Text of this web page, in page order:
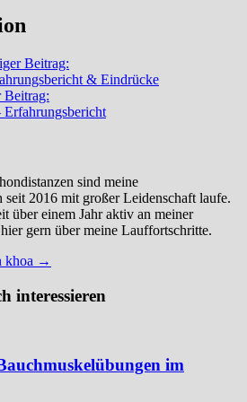
Beitrag:
& Eindrücke
Beitrag:
sind meine
2016 mit großer Leidenschaft laufe.
über einem Jahr aktiv an meiner
gern über meine Lauffortschritte.
khoa →
interessieren
im